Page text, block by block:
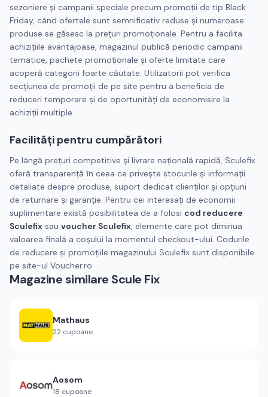
sezoniere şi campanii speciale precum promoţii de tip Black
Friday, când ofertele sunt semnificativ reduse şi numeroase
produse se găsesc la preţuri promoţionale. Pentru a facilita
achiziţiile avantajoase, magazinul publică periodic campanii
tematice, pachete promoţionale şi oferte limitate care
acoperă categorii foarte căutate. Utilizatorii pot verifica
secţiunea de promoţii de pe site pentru a beneficia de
reduceri temporare şi de oportunităţi de economisire la
achiziţii multiple.
Facilităţi pentru cumpărători
Pe lângă preţuri competitive şi livrare naţională rapidă, Sculefix
oferă transparenţă în ceea ce priveşte stocurile şi informaţii
detaliate despre produse, suport dedicat clienţilor şi opţiuni
de returnare şi garanţie. Pentru cei interesaţi de economii
suplimentare există posibilitatea de a folosi cod reducere
Sculefix sau voucher Sculefix, elemente care pot diminua
valoarea finală a coşului la momentul checkout-ului. Codurile
de reducere și promoțiile magazinului Sculefix sunt disponibile
pe site-ul Voucher.ro
Magazine similare Scule Fix
Mathaus
22 cupoane
Aosom
18 cupoane